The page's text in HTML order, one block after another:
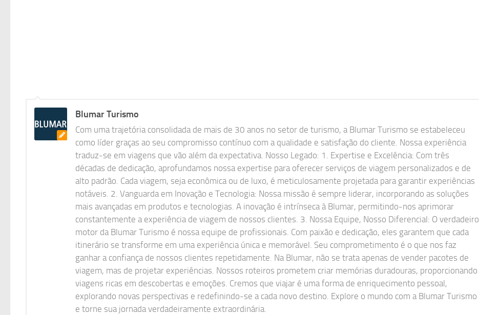
Blumar Turismo
Com uma trajetória consolidada de mais de 30 anos no setor de turismo, a Blumar Turismo se estabeleceu
como líder graças ao seu compromisso contínuo com a qualidade e satisfação do cliente. Nossa experiência
traduz-se em viagens que vão além da expectativa. Nosso Legado: 1. Expertise e Excelência: Com três
décadas de dedicação, aprofundamos nossa expertise para oferecer serviços de viagem personalizados e de
alto padrão. Cada viagem, seja econômica ou de luxo, é meticulosamente projetada para garantir experiências
notáveis. 2. Vanguarda em Inovação e Tecnologia: Nossa missão é sempre liderar, incorporando as soluções
mais avançadas em produtos e tecnologias. A inovação é intrínseca à Blumar, permitindo-nos aprimorar
constantemente a experiência de viagem de nossos clientes. 3. Nossa Equipe, Nosso Diferencial: O verdadeiro
motor da Blumar Turismo é nossa equipe de profissionais. Com paixão e dedicação, eles garantem que cada
itinerário se transforme em uma experiência única e memorável. Seu comprometimento é o que nos faz
ganhar a confiança de nossos clientes repetidamente. Na Blumar, não se trata apenas de vender pacotes de
viagem, mas de projetar experiências. Nossos roteiros prometem criar memórias duradouras, proporcionando
viagens ricas em descobertas e emoções. Cremos que viajar é uma forma de enriquecimento pessoal,
explorando novas perspectivas e redefinindo-se a cada novo destino. Explore o mundo com a Blumar Turismo
e torne sua jornada verdadeiramente extraordinária.